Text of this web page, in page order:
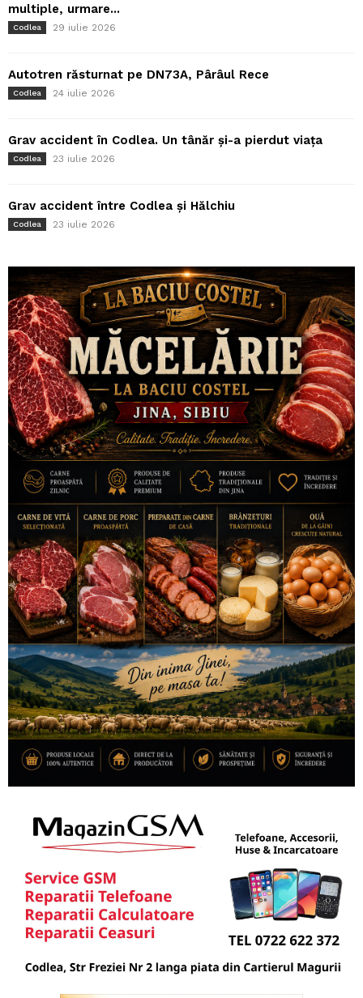
multiple, urmare...
Codlea 29 iulie 2026
Autotren răsturnat pe DN73A, Pârâul Rece
Codlea 24 iulie 2026
Grav accident în Codlea. Un tânăr și-a pierdut viața
Codlea 23 iulie 2026
Grav accident între Codlea și Hălchiu
Codlea 23 iulie 2026